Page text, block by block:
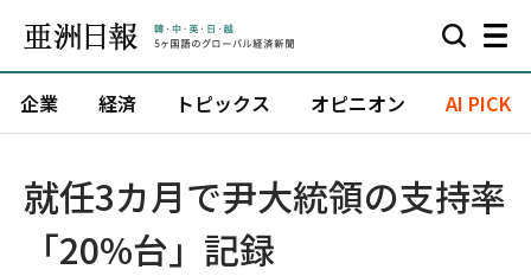
企業 経済 トピックス オピニオン AI PICK
就任3カ月で尹大統領の支持率
「20%台」記録